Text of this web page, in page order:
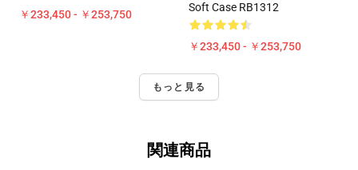
￥233,450 - ￥253,750
Soft Case RB1312
￥233,450 - ￥253,750
もっと見る
関連商品